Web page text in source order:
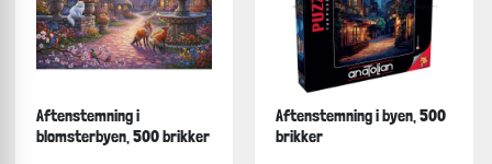
Aftenstemning i
blomsterbyen, 500 brikker
Aftenstemning i byen, 500
brikker